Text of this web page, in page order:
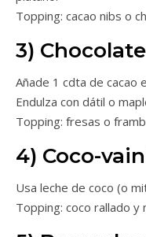
Topping: cacao nibs o
3)
Añade 1 cdta de cacao
Endulza con dátil o
Topping: fresas o
4) Coco-
Usa leche de coco (o
Topping: coco rallado y